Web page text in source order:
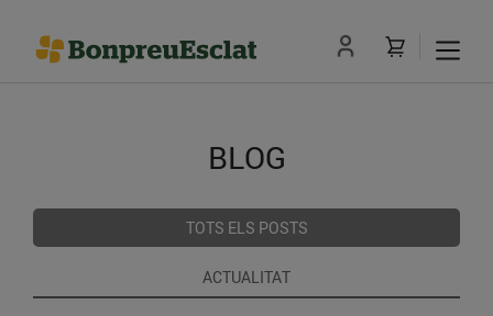
BLOG
TOTS ELS POSTS
ACTUALITAT